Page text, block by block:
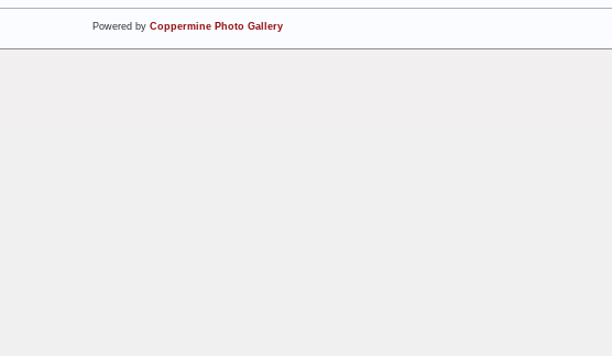
Powered by Coppermine Photo Gallery